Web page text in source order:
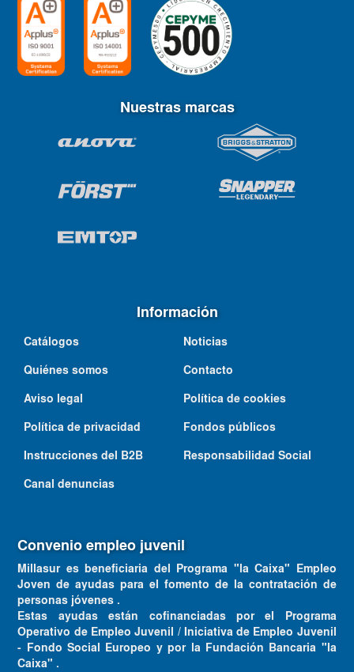
Nuestras marcas
Información
Catálogos
Noticias
Quiénes somos
Contacto
Aviso legal
Política de cookies
Política de privacidad
Fondos públicos
Instrucciones del B2B
Responsabilidad Social
Canal denuncias
Convenio empleo juvenil
Millasur es beneficiaria del Programa "la Caixa" Empleo
Joven de ayudas para el fomento de la contratación de
personas jóvenes .
Estas ayudas están cofinanciadas por el Programa
Operativo de Empleo Juvenil / Iniciativa de Empleo Juvenil
- Fondo Social Europeo y por la Fundación Bancaria "la
Caixa" .